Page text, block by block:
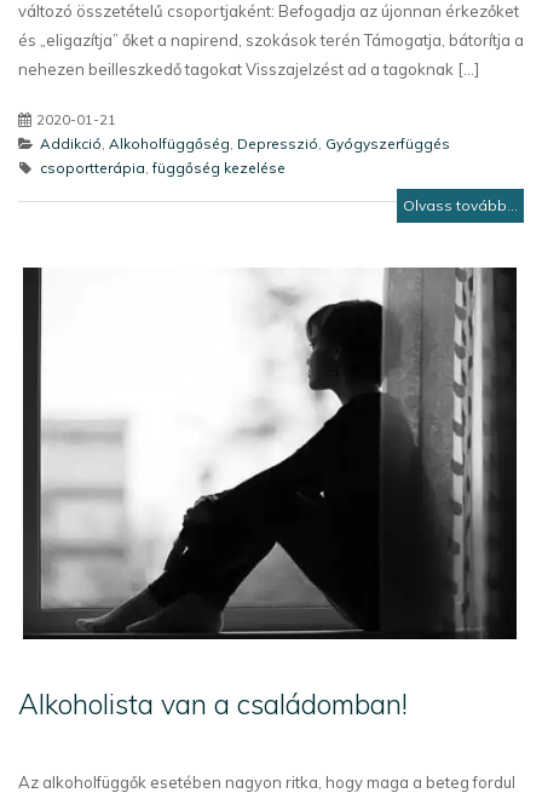
változó összetételű csoportjaként: Befogadja az újonnan érkezőket
és „eligazítja” őket a napirend, szokások terén Támogatja, bátorítja a
nehezen beilleszkedő tagokat Visszajelzést ad a tagoknak [...]
2020-01-21
Addikció, Alkoholfüggőség, Depresszió, Gyógyszerfüggés
csoportterápia,függőség kezelése
Olvass tovább...
Alkoholista van a családomban!
Az alkoholfüggők esetében nagyon ritka, hogy maga a beteg fordul